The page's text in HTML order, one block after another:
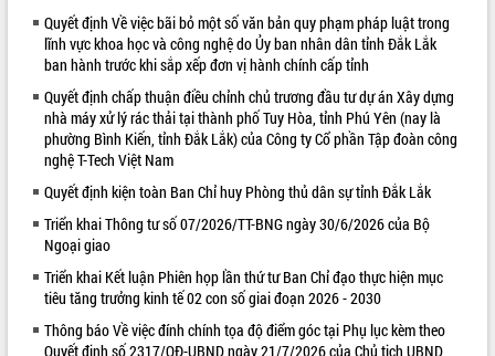
ALBUM ẢNH
Quyết định Về việc bãi bỏ một số văn bản quy phạm pháp luật trong
lĩnh vực khoa học và công nghệ do Ủy ban nhân dân tỉnh Đắk Lắk
ban hành trước khi sắp xếp đơn vị hành chính cấp tỉnh
Quyết định chấp thuận điều chỉnh chủ trương đầu tư dự án Xây dựng
nhà máy xử lý rác thải tại thành phố Tuy Hòa, tỉnh Phú Yên (nay là
phường Bình Kiến, tỉnh Đắk Lắk) của Công ty Cổ phần Tập đoàn công
nghệ T-Tech Việt Nam
Quyết định kiện toàn Ban Chỉ huy Phòng thủ dân sự tỉnh Đắk Lắk
Triển khai Thông tư số 07/2026/TT-BNG ngày 30/6/2026 của Bộ
Ngoại giao
Triển khai Kết luận Phiên họp lần thứ tư Ban Chỉ đạo thực hiện mục
tiêu tăng trưởng kinh tế 02 con số giai đoạn 2026 - 2030
Thông báo Về việc đính chính tọa độ điểm góc tại Phụ lục kèm theo
Quyết định số 2317/QĐ-UBND ngày 21/7/2026 của Chủ tịch UBND